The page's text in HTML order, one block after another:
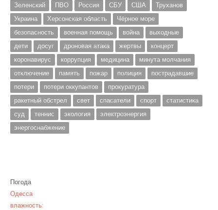
Зеленский
ПВО Россия СБУ США
Труханов
Украина
Херсонская область
Чёрное море
безопасность
военная помощь война
выходные
дети
досуг дроновая атака жертвы
концерт
коронавирус
коррупция медицина
минута молчания
отключение
память пожар полиция
пострадавшие
потери
потери оккупантов
прокуратура
ракетный обстрел
свет спасатели спорт
статистика
суд
теннис экология
электроэнергия
энергоснабжение
Погода
Одесса
влажность: